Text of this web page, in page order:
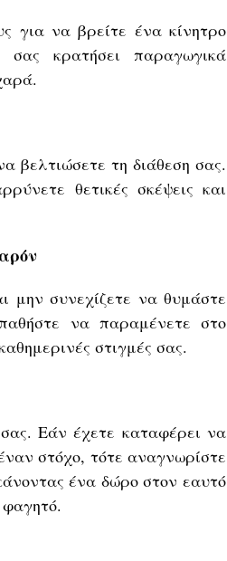
για να βρείτε ένα κίνητρο
κρατήσει παραγωγικά
βελτιώσετε τη διάθεση σας.
θετικές σκέψεις και
μην συνεχίζετε να θυμάστε
να παραμένετε στο
στιγμές σας.
Εάν έχετε καταφέρει να
στόχο, τότε αναγνωρίστε
ένα δώρο στον εαυτό